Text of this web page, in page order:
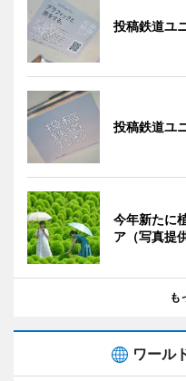
投稿鉄道ユ
投稿鉄道ユ
今年新たに
ア（写真提
も
ワール